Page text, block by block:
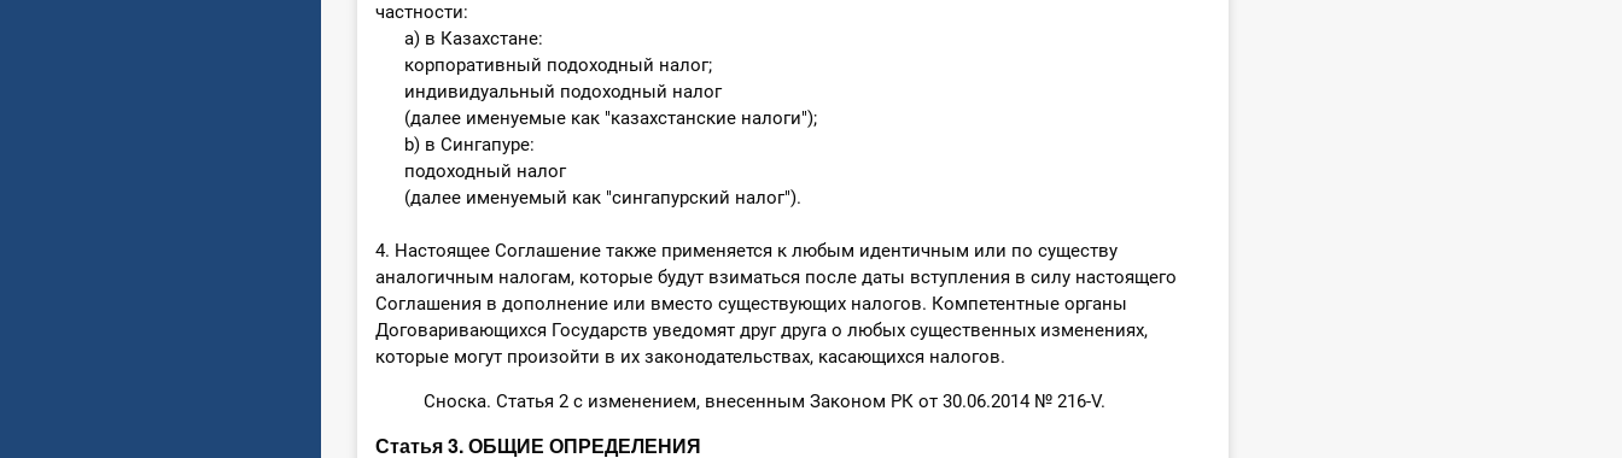
частности:
a) в Казахстане:
корпоративный подоходный налог;
индивидуальный подоходный налог
(далее именуемые как "казахстанские налоги");
b) в Сингапуре:
подоходный налог
(далее именуемый как "сингапурский налог").
4. Настоящее Соглашение также применяется к любым идентичным или по существу
аналогичным налогам, которые будут взиматься после даты вступления в силу настоящего
Соглашения в дополнение или вместо существующих налогов. Компетентные органы
Договаривающихся Государств уведомят друг друга о любых существенных изменениях,
которые могут произойти в их законодательствах, касающихся налогов.
Сноска. Статья 2 с изменением, внесенным Законом РК от 30.06.2014 № 216-V.
Статья 3. ОБЩИЕ ОПРЕДЕЛЕНИЯ